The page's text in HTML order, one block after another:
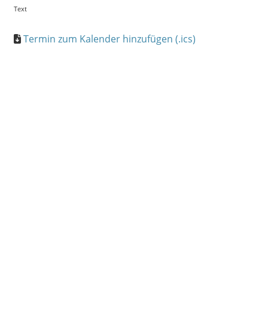
Text
Termin zum Kalender hinzufügen (.ics)